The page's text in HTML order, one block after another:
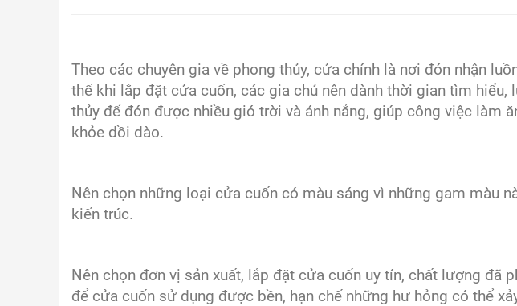
Theo các chuyên gia về phong thủy, cửa chính là nơi đón nhận
thế khi lắp đặt cửa cuốn, các gia chủ nên dành thời gian tìm
thủy để đón được nhiều gió trời và ánh nắng, giúp công việc làm
khỏe dồi dào.
Nên chọn những loại cửa cuốn có màu sáng vì những gam màu
kiến trúc.
Nên chọn đơn vị sản xuất, lắp đặt cửa cuốn uy tín, chất lượng đã
để cửa cuốn sử dụng được bền, hạn chế những hư hỏng có thể